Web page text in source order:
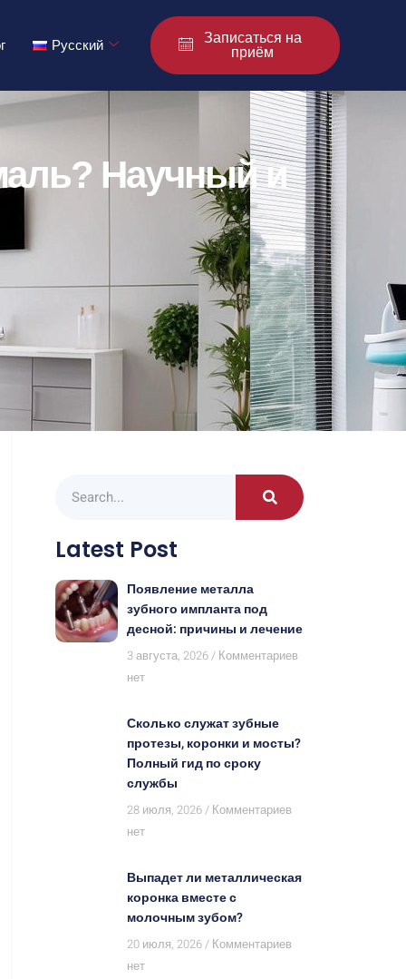
Русский Записаться на
приём
Научный и
Latest Post
Появление металла
зубного импланта под
десной: причины и лечение
3 августа, 2026 Комментариев
нет
Сколько служат зубные
протезы, коронки и мосты?
Полный гид по сроку
службы
28 июля, 2026 Комментариев
нет
Выпадет ли металлическая
коронка вместе с
молочным зубом?
20 июля, 2026 Комментариев
нет